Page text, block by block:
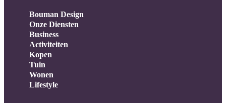
Bouman Design
Onze Diensten
Business
Activiteiten
Kopen
Tuin
Wonen
Lifestyle